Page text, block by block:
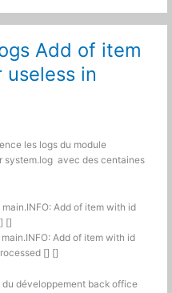
Add of item
in
les logs du module
system.log avec des centaines
Add of item with id
[]
Add of item with id
[] []
développement back office